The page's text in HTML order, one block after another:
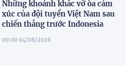
Những khoảnh khắc vỡ òa cảm
xúc của đội tuyển Việt Nam sau
chiến thắng trước Indonesia
00:00 04/08/2026